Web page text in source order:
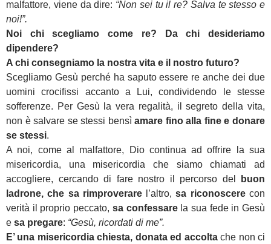
malfattore, viene da dire: “Non sei tu il re? Salva te stesso e
noi!”.
Noi chi scegliamo come re? Da chi desideriamo
dipendere?
A chi consegniamo la nostra vita e il nostro futuro?
Scegliamo Gesù perché ha saputo essere re anche dei due
uomini crocifissi accanto a Lui, condividendo le stesse
sofferenze. Per Gesù la vera regalità, il segreto della vita,
non è salvare se stessi bensìamare fino alla fine e donare
se stessi.
A noi, come al malfattore, Dio continua ad offrire la sua
misericordia, una misericordia che siamo chiamati ad
accogliere, cercando di fare nostro il percorso del
buon
ladrone, che sa rimproverarel’altro,sa riconoscerecon
verità il proprio peccato, sa confessarela sua fede in Gesù
e sa pregare: “Gesù, ricordati di me”.
E’ una misericordia chiesta, donata ed accoltache non ci